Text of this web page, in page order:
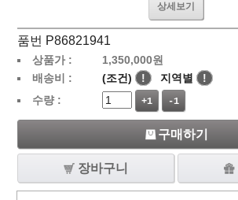
상세보기
품번 P86821941
상품가 : 1,350,000원
배송비 :
(조건) ! 지역별
!
수량 :
+1 -1
구매하기
장바구니